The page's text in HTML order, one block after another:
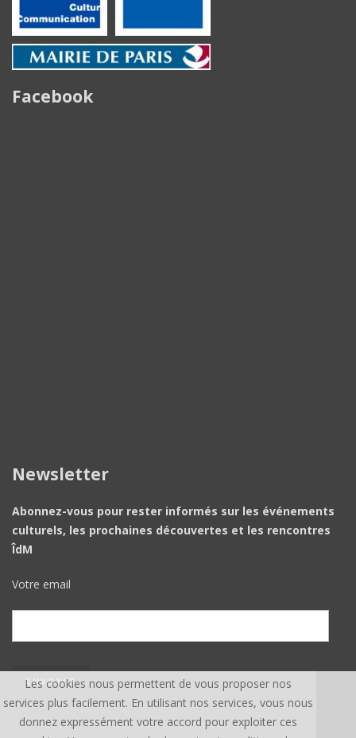
Facebook
Newsletter
Abonnez-vous pour rester informés sur les événements
culturels, les prochaines découvertes et les rencontres
ÎdM
Votre email
Les cookies nous permettent de vous proposer nos
services plus facilement. En utilisant nos services, vous nous
donnez expressément votre accord pour exploiter ces